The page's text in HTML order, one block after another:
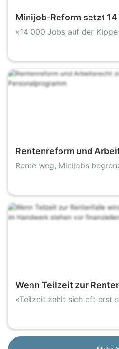
Minijob-Reform setzt
in Darmstadt unter
«14 000 Jobs auf der
Rentenreform und
Industrie zu neuem
Rente weg, Minijobs
Wenn Teilzeit zur
Mitarbeitende
«Teilzeit zahlt sich oft erst